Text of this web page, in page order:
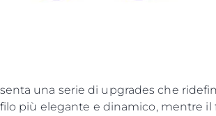
una serie di upgrades che
più elegante e dinamico, mentre